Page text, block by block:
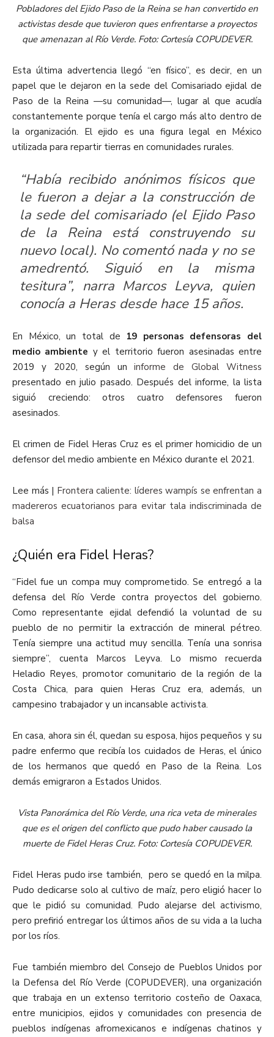
Pobladores del Ejido Paso de la Reina se han convertido en
activistas desde que tuvieron ques enfrentarse a proyectos
que amenazan al Río Verde. Foto: Cortesía COPUDEVER.
Esta última advertencia llegó “en físico”, es decir, en un
papel que le dejaron en la sede del Comisariado ejidal de
Paso de la Reina —su comunidad—, lugar al que acudía
constantemente porque tenía el cargo más alto dentro de
la organización. El ejido es una figura legal en México
utilizada para repartir tierras en comunidades rurales.
“Había recibido anónimos físicos que
le fueron a dejar a la construcción de
la sede del comisariado (el Ejido Paso
de la Reina está construyendo su
nuevo local). No comentó nada y no se
amedrentó. Siguió en la misma
tesitura”, narra Marcos Leyva, quien
conocía a Heras desde hace 15 años.
En México, un total de 19 personas defensoras del
medio ambiente y el territorio fueron asesinadas entre
2019 y 2020, según un informe de Global Witness
presentado en julio pasado. Después del informe, la lista
siguió creciendo: otros cuatro defensores fueron
asesinados.
El crimen de Fidel Heras Cruz es el primer homicidio de un
defensor del medio ambiente en México durante el 2021.
Lee más | Frontera caliente: líderes wampís se enfrentan a
madereros ecuatorianos para evitar tala indiscriminada de
balsa
¿Quién era Fidel Heras?
“Fidel fue un compa muy comprometido. Se entregó a la
defensa del Río Verde contra proyectos del gobierno.
Como representante ejidal defendió la voluntad de su
pueblo de no permitir la extracción de mineral pétreo.
Tenía siempre una actitud muy sencilla. Tenía una sonrisa
siempre”, cuenta Marcos Leyva. Lo mismo recuerda
Heladio Reyes, promotor comunitario de la región de la
Costa Chica, para quien Heras Cruz era, además, un
campesino trabajador y un incansable activista.
En casa, ahora sin él, quedan su esposa, hijos pequeños y su
padre enfermo que recibía los cuidados de Heras, el único
de los hermanos que quedó en Paso de la Reina. Los
demás emigraron a Estados Unidos.
Vista Panorámica del Río Verde, una rica veta de minerales
que es el origen del conflicto que pudo haber causado la
muerte de Fidel Heras Cruz. Foto: Cortesía COPUDEVER.
Fidel Heras pudo irse también, pero se quedó en la milpa.
Pudo dedicarse solo al cultivo de maíz, pero eligió hacer lo
que le pidió su comunidad. Pudo alejarse del activismo,
pero prefirió entregar los últimos años de su vida a la lucha
por los ríos.
Fue también miembro del Consejo de Pueblos Unidos por
la Defensa del Río Verde (COPUDEVER), una organización
que trabaja en un extenso territorio costeño de Oaxaca,
entre municipios, ejidos y comunidades con presencia de
pueblos indígenas afromexicanos e indígenas chatinos y